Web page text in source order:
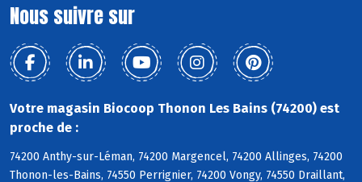
Nous suivre sur
Votre magasin Biocoop Thonon Les Bains (74200) est
proche de :
74200 Anthy-sur-Léman, 74200 Margencel, 74200 Allinges, 74200
Thonon-les-Bains, 74550 Perrignier, 74200 Vongy, 74550 Draillant,